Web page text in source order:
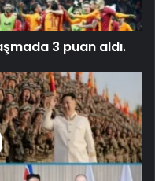
3 puan aldı.